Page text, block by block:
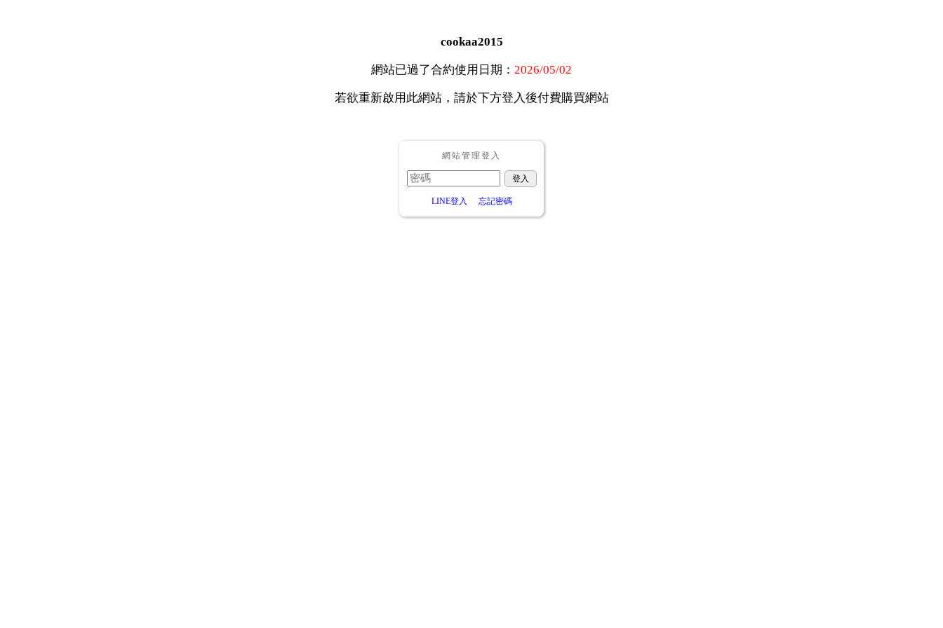
cookaa2015
網站已過了合約使用日期： 2026/05/02
若欲重新啟用此網站，請於下方登入後付費購買網站
網站管理登入
LINE登入 忘記密碼